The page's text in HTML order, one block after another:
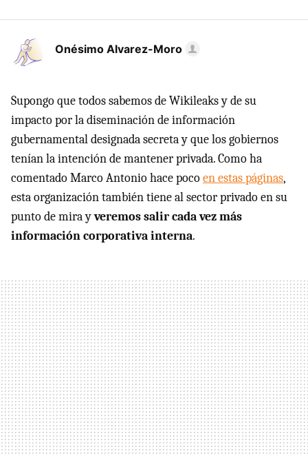
Onésimo Alvarez-Moro
Supongo que todos sabemos de Wikileaks y de su
impacto por la diseminación de información
gubernamental designada secreta y que los gobiernos
tenían la intención de mantener privada. Como ha
comentado Marco Antonio hace pocoen estas páginas,
esta organización también tiene al sector privado en su
punto de mira yveremos salir cada vez más
información corporativa interna.